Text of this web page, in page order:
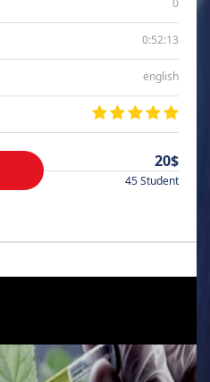
0:52:13
english
20$
45 Student